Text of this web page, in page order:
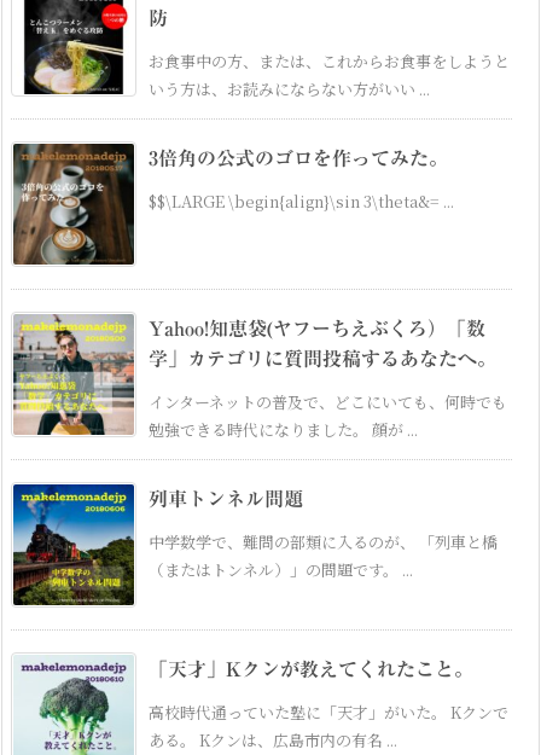
防
お食事中の方、または、これからお食事をしようと
いう方は、お読みにならない方がいい ...
3倍角の公式のゴロを作ってみた。
$$\LARGE \begin{align}\sin 3\theta&= ...
Yahoo!知恵袋(ヤフーちえぶくろ）「数
学」カテゴリに質問投稿するあなたへ。
インターネットの普及で、どこにいても、何時でも
勉強できる時代になりました。 顔が ...
列車トンネル問題
中学数学で、難問の部類に入るのが、 「列車と橋
（またはトンネル）」の問題です。 ...
「天才」Kクンが教えてくれたこと。
高校時代通っていた塾に「天才」がいた。 Kクンで
ある。 Kクンは、広島市内の有名 ...